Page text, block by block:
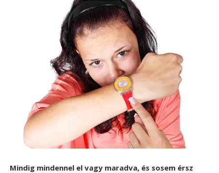
Mindig mindennel el vagy maradva, és sosem érsz